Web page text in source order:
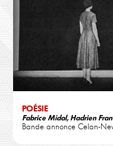
POÉSIE
Fabrice Midal, Hadrien
Bande annonce Celan-